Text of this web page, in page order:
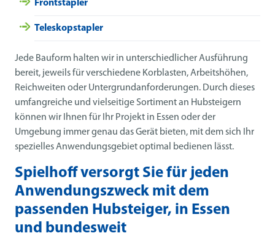
Frontstapler
Teleskopstapler
Jede Bauform halten wir in unterschiedlicher Ausführung
bereit, jeweils für verschiedene Korblasten, Arbeitshöhen,
Reichweiten oder Untergrundanforderungen. Durch dieses
umfangreiche und vielseitige Sortiment an Hubsteigern
können wir Ihnen für Ihr Projekt in Essen oder der
Umgebung immer genau das Gerät bieten, mit dem sich Ihr
spezielles Anwendungsgebiet optimal bedienen lässt.
Spielhoff versorgt Sie für jeden
Anwendungszweck mit dem
passenden Hubsteiger, in Essen
und bundesweit